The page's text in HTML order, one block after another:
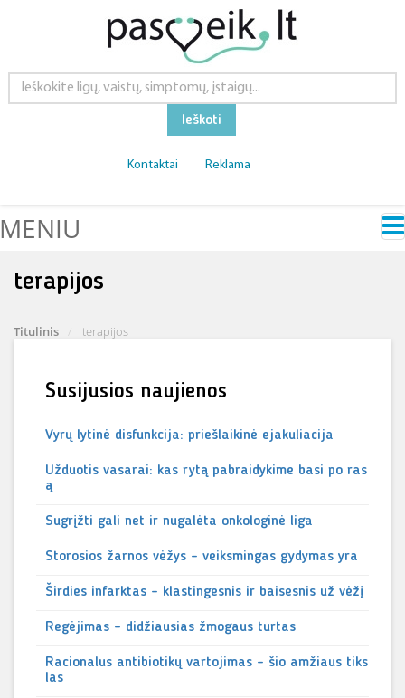
Ieškoti
Kontaktai Reklama
MENIU
terapijos
Titulinis terapijos
Susijusios naujienos
Vyrų lytinė disfunkcija: priešlaikinė ejakuliacija
Užduotis vasarai: kas rytą pabraidykime basi po ras
ą
Sugrįžti gali net ir nugalėta onkologinė liga
Storosios žarnos vėžys – veiksmingas gydymas yra
Širdies infarktas – klastingesnis ir baisesnis už vėžį
Regėjimas – didžiausias žmogaus turtas
Racionalus antibiotikų vartojimas – šio amžiaus tiks
las